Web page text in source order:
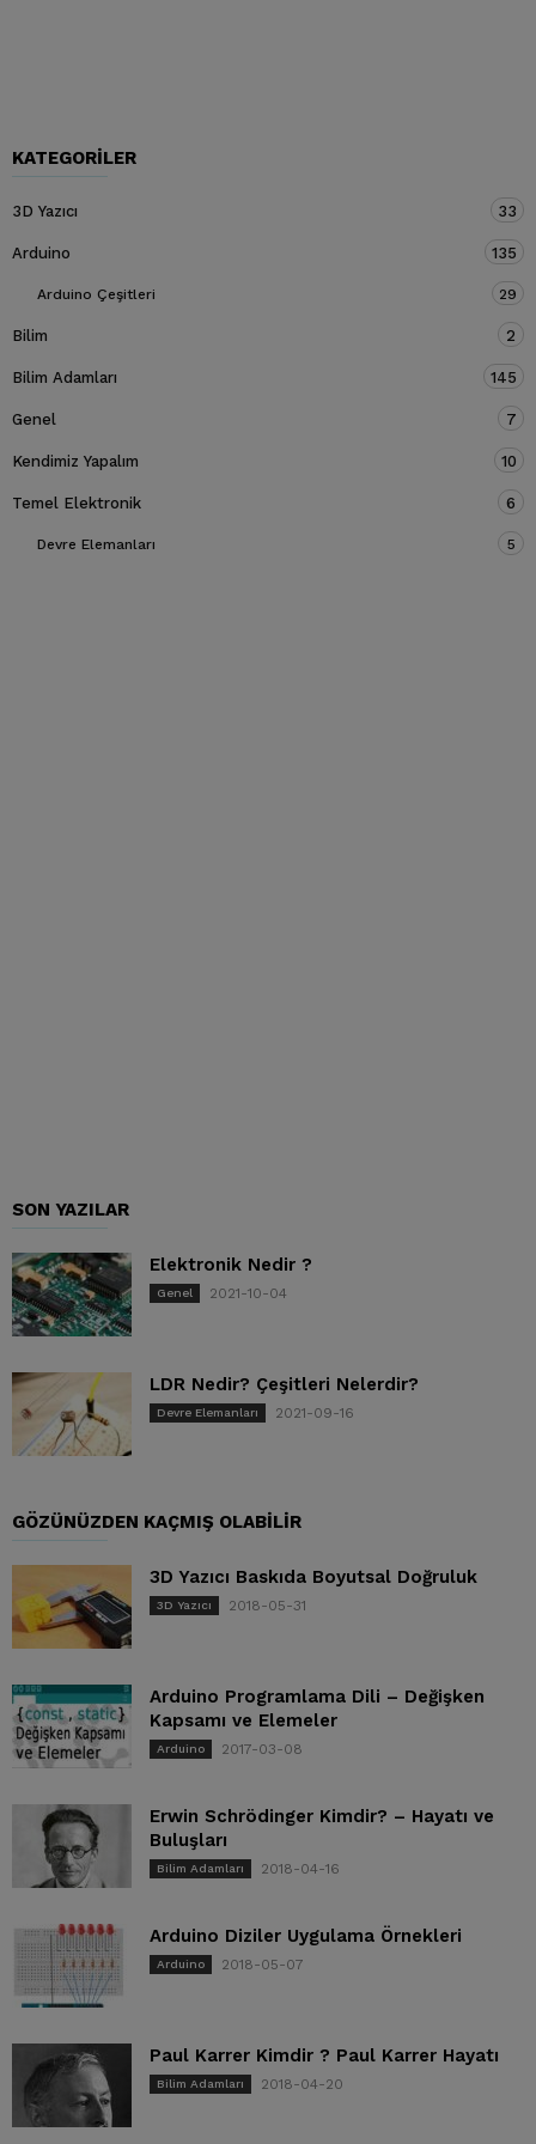
KATEGORILER
3D Yazıcı 33
Arduino 135
Arduino Çeşitleri 29
Bilim 2
Bilim Adamları 145
Genel 7
Kendimiz Yapalım 10
Temel Elektronik 6
Devre Elemanları 5
SON YAZILAR
Elektronik Nedir ?
Genel 2021-10-04
LDR Nedir? Çeşitleri Nelerdir?
Devre Elemanları 2021-09-16
GÖZÜNÜZDEN KAÇMIŞ OLABILIR
3D Yazıcı Baskıda Boyutsal Doğruluk
3D Yazıcı 2018-05-31
Arduino Programlama Dili – Değişken
Kapsamı ve Elemeler
Arduino 2017-03-08
Erwin Schrödinger Kimdir? – Hayatı ve
Buluşları
Bilim Adamları 2018-04-16
Arduino Diziler Uygulama Örnekleri
Arduino 2018-05-07
Paul Karrer Kimdir ? Paul Karrer Hayatı
Bilim Adamları 2018-04-20